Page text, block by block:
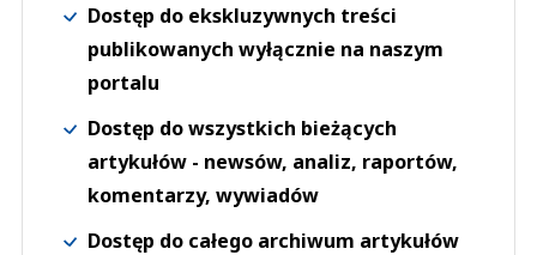
Dostęp do ekskluzywnych treści
publikowanych wyłącznie na naszym
portalu
Dostęp do wszystkich bieżących
artykułów - newsów, analiz, raportów,
komentarzy, wywiadów
Dostęp do całego archiwum artykułów